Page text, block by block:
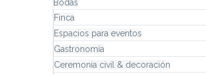
Bodas
Finca
Espacios para eventos
Gastronomía
Ceremonia civil & decoración